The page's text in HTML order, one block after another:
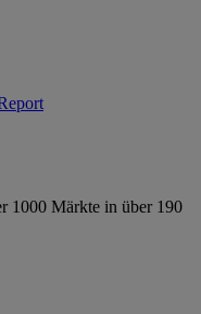
1000 Märkte in über 190